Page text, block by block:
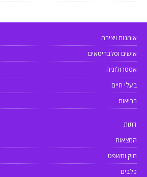
אומנות ויצירה
אישים וסלבריטאים
אסטרולוגיה
בעלי חיים
בריאות
דתות
המצאות
חוק ומשפט
כלבים